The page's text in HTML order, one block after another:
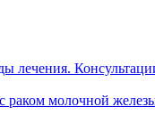
лечения.
молочной